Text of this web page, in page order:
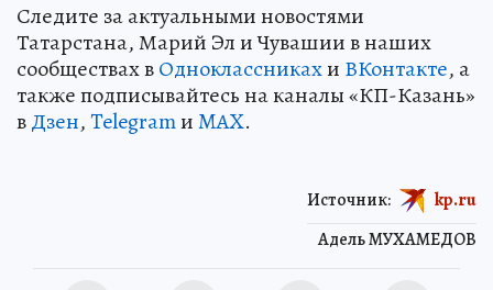
Следите за актуальными новостями
Татарстана, Марий Эл и Чувашии в наших
сообществах вОдноклассникахи ВКонтакте, а
также подписывайтесь на каналы «КП-Казань»
вДзен,TelegramиMAX.
Адель МУХАМЕДОВ
Источник: kp.ru